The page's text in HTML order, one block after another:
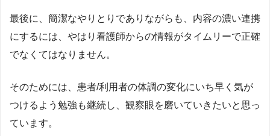
最後に、簡潔なやりとりでありながらも、内容の濃い連携
にするには、やはり看護師からの情報がタイムリーで正確
でなくてはなりません。
そのためには、患者/利用者の体調の変化にいち早く気が
つけるよう勉強も継続し、観察眼を磨いていきたいと思っ
ています。